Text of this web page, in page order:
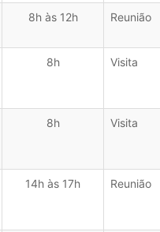
8h às 12h Reunião
8h Visita
8h Visita
14h às 17h Reunião